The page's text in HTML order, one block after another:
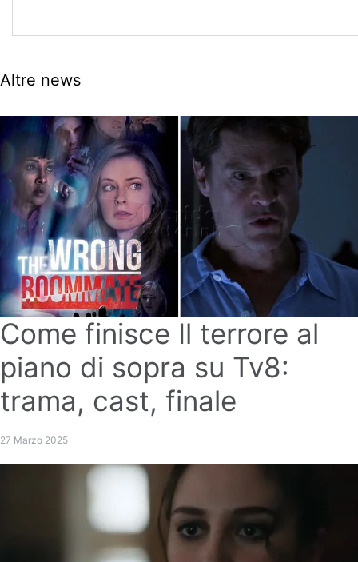
Altre news
Come finisce Il terrore al
piano di sopra su Tv8:
trama, cast, finale
27 Marzo 2025